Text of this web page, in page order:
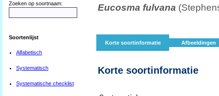
Zoeken op soortnaam:
Soortenlijst
Alfabetisch
Systematisch
Systematische checklist
Eucosma fulvana
Korte soortinformatie Afbeeldingen
Korte soortinformatie